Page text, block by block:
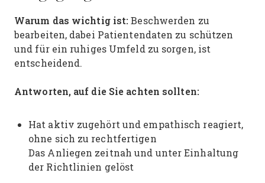
Warum das wichtig ist:Beschwerden zu
bearbeiten, dabei Patientendaten zu schützen
und für ein ruhiges Umfeld zu sorgen, ist
entscheidend.
Antworten, auf die Sie achten sollten:
Hat aktiv zugehört und empathisch reagiert,
ohne sich zu rechtfertigen
Das Anliegen zeitnah und unter Einhaltung
der Richtlinien gelöst